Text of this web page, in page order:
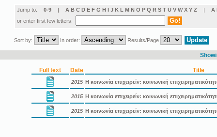
Jump to: 0-9 | A B C D E F G H I J K L M N O P Q R S T U V W X Y Z | Α
or enter first few letters:
Sort by: In order: Results/Page
Full text Date Title
2015 Η κοινωνία επιχειρείν: κοινωνική
2015 Η κοινωνία επιχειρείν: κοινωνική
2015 Η κοινωνία επιχειρείν: κοινωνική